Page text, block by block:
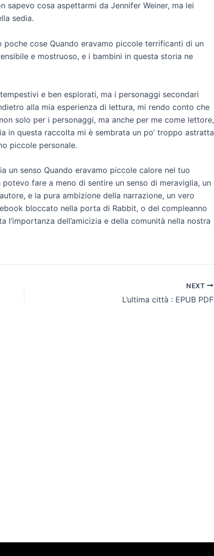
sapevo cosa aspettarmi da Jennifer Weiner, ma lei
sedia.
cose Quando eravamo piccole terrificanti di un
e mostruoso, e i bambini in questa storia ne
e ben esplorati, ma i personaggi secondari
alla mia esperienza di lettura, mi rendo conto che
solo per i personaggi, ma anche per me come lettore,
in questa raccolta mi è sembrata un po’ troppo astratta
piccole personale.
un senso Quando eravamo piccole calore nel tuo
fare a meno di sentire un senso di meraviglia, un
e la pura ambizione della narrazione, un vero
bloccato nella porta di Rabbit, o del compleanno
dell’amicizia e della comunità nella nostra
NEXT
L’ultima città : EPUB PDF